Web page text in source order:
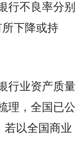
行不良率分别
所下降或持
行业资产质量
理，全国已公
若以全国商业